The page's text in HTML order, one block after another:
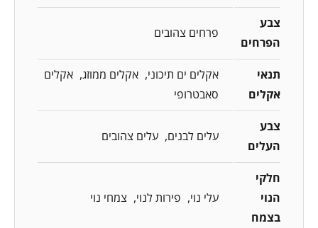
צבע
הפרחים
פרחים צהובים
תנאי
אקלים
אקלים ים תיכוני אקלים ממוזג אקלים
סאבטרופי
צבע
העלים
עלים לבנים עלים צהובים
חלקי
הנוי
בצמח
עלי נוי פירות לנוי צמחי נוי